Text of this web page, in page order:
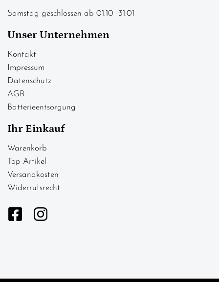
Samstag geschlossen ab 01.10 -31.01
Unser Unternehmen
Kontakt
Impressum
Datenschutz
AGB
Batterieentsorgung
Ihr Einkauf
Warenkorb
Top Artikel
Versandkosten
Widerrufsrecht